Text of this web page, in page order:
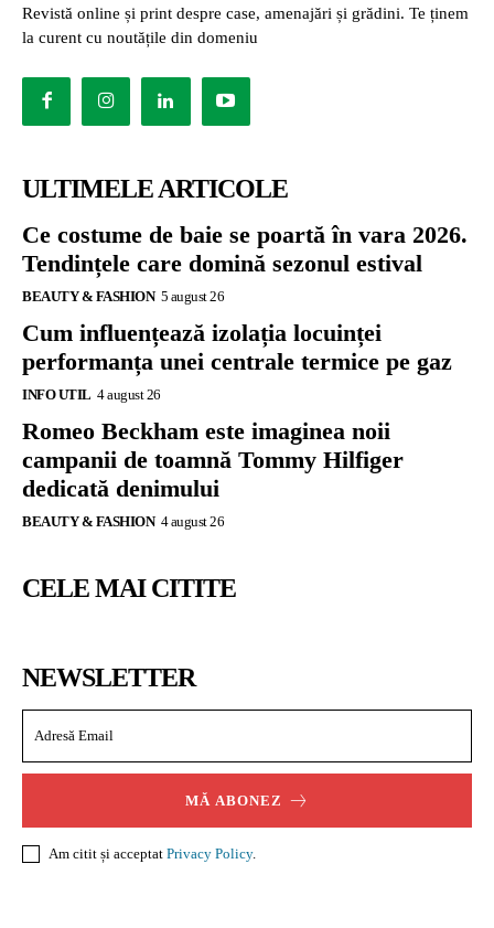
Revistă online și print despre case, amenajări și grădini. Te ținem
la curent cu noutățile din domeniu
ULTIMELE ARTICOLE
Ce costume de baie se poartă în vara 2026.
Tendințele care domină sezonul estival
BEAUTY & FASHION 5 august 26
Cum influențează izolația locuinței
performanța unei centrale termice pe gaz
INFO UTIL 4 august 26
Romeo Beckham este imaginea noii
campanii de toamnă Tommy Hilfiger
dedicată denimului
BEAUTY & FASHION 4 august 26
CELE MAI CITITE
NEWSLETTER
MĂ ABONEZ
Am citit și acceptat Privacy Policy.